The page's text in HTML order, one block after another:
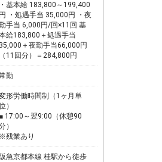
・基本給 183,800～199,400
円 ・処遇手当 35,000円 ・夜
手当 6,000円/回×11回 基
給183,800＋処遇手当
35,000＋夜勤手当66,000円
（11回分）＝284,800円
勤
形労働時間制（1ヶ月単
）
■ 17:00～翌9:00（休憩90
）
※残業あり
阪急京都本線 桂駅から徒歩